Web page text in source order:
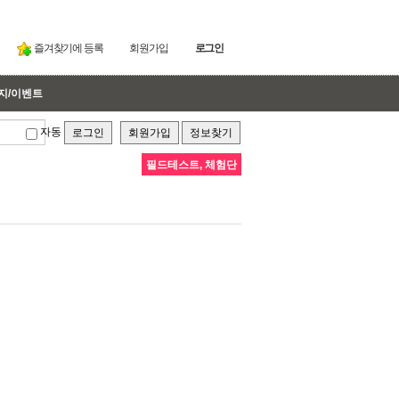
즐겨찾기에 등록 회원가입 로그인
/이벤트
자동 로그인 회원가입 정보찾기
필드테스트, 체험단